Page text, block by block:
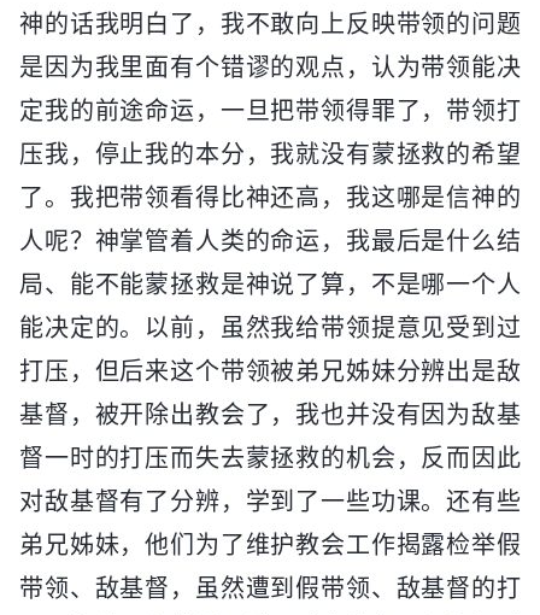
神的话我明白了，我不敢向上反映带领的问题
是因为我里面有个错谬的观点，认为带领能决
定我的前途命运，一旦把带领得罪了，带领打
压我，停止我的本分，我就没有蒙拯救的希望
了。我把带领看得比神还高，我这哪是信神的
人呢？神掌管着人类的命运，我最后是什么结
局、能不能蒙拯救是神说了算，不是哪一个人
能决定的。以前，虽然我给带领提意见受到过
打压，但后来这个带领被弟兄姊妹分辨出是敌
基督，被开除出教会了，我也并没有因为敌基
督一时的打压而失去蒙拯救的机会，反而因此
对敌基督有了分辨，学到了一些功课。还有些
弟兄姊妹，他们为了维护教会工作揭露检举假
带领、敌基督，虽然遭到假带领、敌基督的打